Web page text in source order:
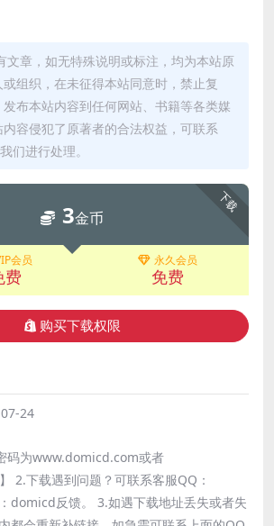
文章，如无特殊说明或标注，均为本站原
组织，在未征得本站同意时，禁止复
布本站内容到任何网站、书籍等各类媒
容侵犯了原著者的合法权益，可联系
们进行处理。
下载
3金币
会员
费
永久会员
免费
购买下载权限
24
码为www.domicd.com或者
2.下载遇到问题？可联系客服QQ：
domicd反馈。 3.如遇下载地址丢失或者失